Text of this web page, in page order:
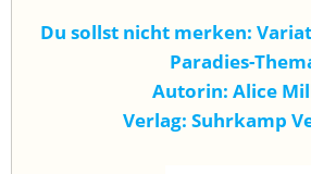
Du sollst nicht merken:
Paradies-
Autorin: Alice
Verlag: Suhrkamp